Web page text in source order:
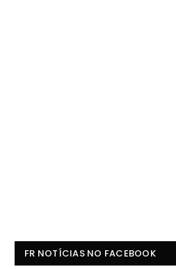
FR NOTÍCIAS NO FACEBOOK